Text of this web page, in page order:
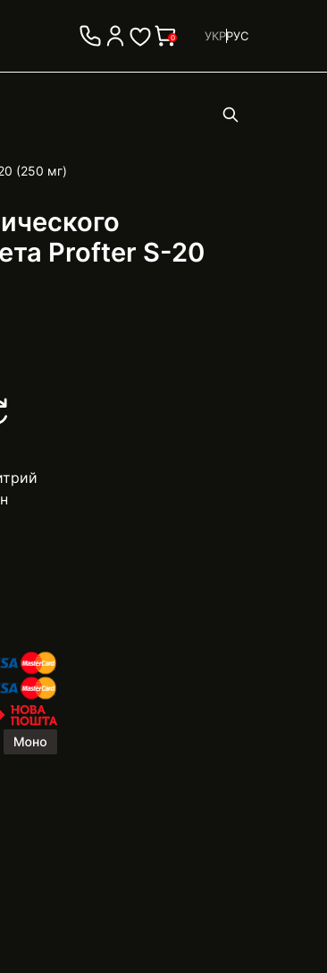
0 УКРРУС
(250 мг)
Profter S-20